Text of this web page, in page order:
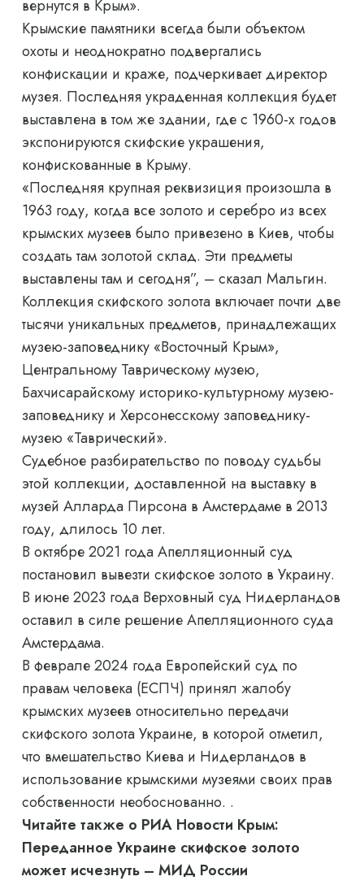
вернутся в Крым».
Крымские памятники всегда были объектом
охоты и неоднократно подвергались
конфискации и краже, подчеркивает директор
музея. Последняя украденная коллекция будет
выставлена ​​в том же здании, где с 1960-х годов
экспонируются скифские украшения,
конфискованные в Крыму.
«Последняя крупная реквизиция произошла в
1963 году, когда все золото и серебро из всех
крымских музеев было привезено в Киев, чтобы
создать там золотой склад. Эти предметы
выставлены там и сегодня”, – сказал Мальгин.
Коллекция скифского золота включает почти две
тысячи уникальных предметов, принадлежащих
музею-заповеднику «Восточный Крым»,
Центральному Таврическому музею,
Бахчисарайскому историко-культурному музею-
заповеднику и Херсонесскому заповеднику-
музею «Таврический».
Судебное разбирательство по поводу судьбы
этой коллекции, доставленной на выставку в
музей Алларда Пирсона в Амстердаме в 2013
году, длилось 10 лет.
В октябре 2021 года Апелляционный суд
постановил вывезти скифское золото в Украину.
В июне 2023 года Верховный суд Нидерландов
оставил в силе решение Апелляционного суда
Амстердама.
В феврале 2024 года Европейский суд по
правам человека (ЕСПЧ) принял жалобу
крымских музеев относительно передачи
скифского золота Украине, в которой отметил,
что вмешательство Киева и Нидерландов в
использование крымскими музеями своих прав
собственности необоснованно. .
Читайте также о РИА Новости Крым:
Переданное Украине скифское золото
может исчезнуть – МИД России